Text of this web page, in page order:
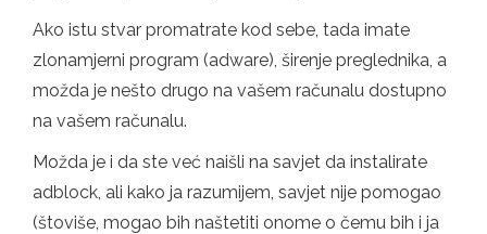
Ako istu stvar promatrate kod sebe, tada imate
zlonamjerni program (adware), širenje preglednika, a
možda je nešto drugo na vašem računalu dostupno
na vašem računalu.
Možda je i da ste već naišli na savjet da instalirate
adblock, ali kako ja razumijem, savjet nije pomogao
(štoviše, mogao bih naštetiti onome o čemu bih i ja